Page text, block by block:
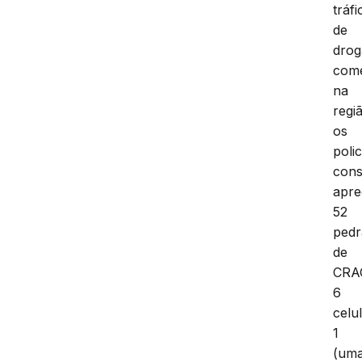
de
na
os
52
de
6
1